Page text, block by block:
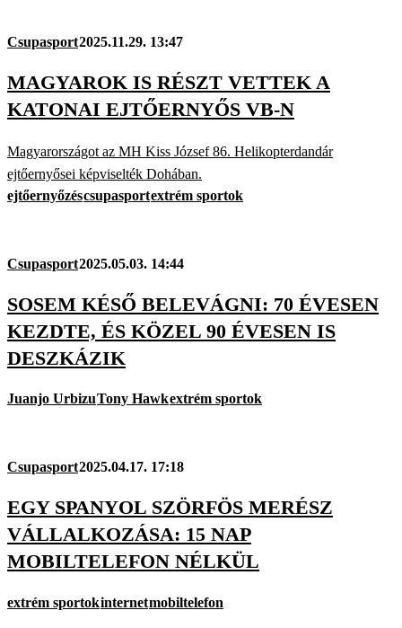
Csupasport2025.11.29. 13:47
MAGYAROK IS RÉSZT VETTEK A
KATONAI EJTŐERNYŐS VB-N
Magyarországot az MH Kiss József 86. Helikopterdandár
ejtőernyősei képviselték Dohában.
ejtőernyőzéscsupasportextrém sportok
Csupasport2025.05.03. 14:44
SOSEM KÉSŐ BELEVÁGNI: 70 ÉVESEN
KEZDTE, ÉS KÖZEL 90 ÉVESEN IS
DESZKÁZIK
Juanjo UrbizuTony Hawkextrém sportok
Csupasport2025.04.17. 17:18
EGY SPANYOL SZÖRFÖS MERÉSZ
VÁLLALKOZÁSA: 15 NAP
MOBILTELEFON NÉLKÜL
extrém sportokinternetmobiltelefon